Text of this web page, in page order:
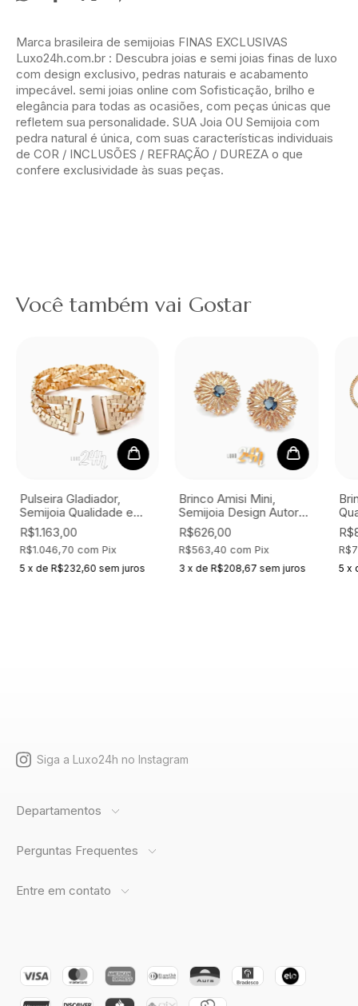
Você também vai Gostar
Pulseira Gladiador,
Semijoia Qualidade e
Exclusividade Online
R$1.163,00
R$1.046,70 com Pix
5 x de R$232,60 sem juros
Brinco Amisi Mini,
Semijoia Design Autoral
um Luxo.
R$626,00
R$563,40com Pix
3 xdeR$208,67 sem juros 5 x
Siga a Luxo24h no Instagram
Departamentos
Perguntas Frequentes
Entre em contato